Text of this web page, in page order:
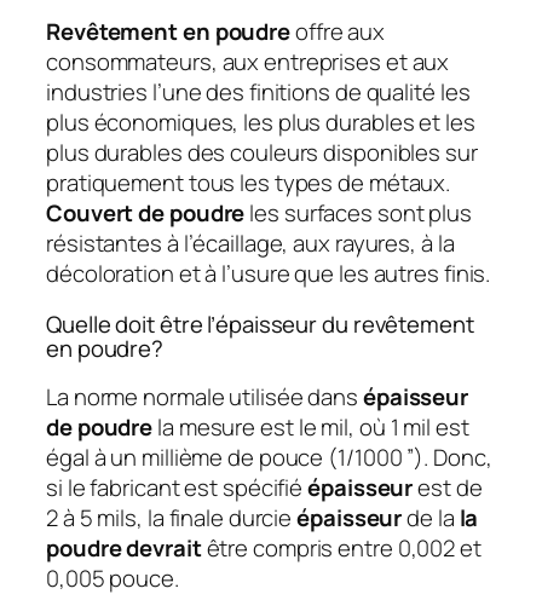
Revêtement en poudreoffre aux
consommateurs, aux entreprises et aux
industries l’une des finitions de qualité les
plus économiques, les plus durables et les
plus durables des couleurs disponibles sur
pratiquement tous les types de métaux.
Couvert de poudreles surfaces sont plus
résistantes à l’écaillage, aux rayures, à la
décoloration et à l’usure que les autres finis.
Quelle doit être l’épaisseur du revêtement
en poudre?
La norme normale utilisée dansépaisseur
de poudrela mesure est le mil, où 1 mil est
égal à un millième de pouce (1/1000 ”). Donc,
si le fabricant est spécifiéépaisseurest de
2 à 5 mils, la finale durcieépaisseurde la la
poudre devraitêtre compris entre 0,002 et
0,005 pouce.